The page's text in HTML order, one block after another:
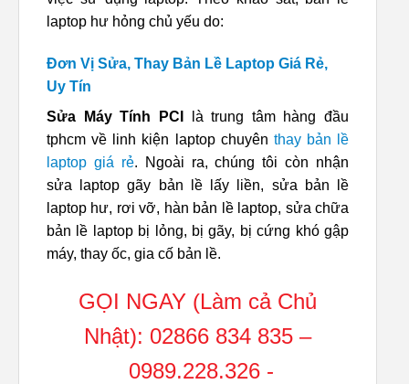
laptop hư hỏng chủ yếu do:
Đơn Vị Sửa, Thay Bản Lề Laptop Giá Rẻ,
Uy Tín
Sửa Máy Tính PCI
là trung tâm hàng đầu
tphcm về linh kiện laptop chuyên thay bản lề
laptop giá rẻ. Ngoài ra, chúng tôi còn nhận
sửa laptop gãy bản lề lấy liền, sửa bản lề
laptop hư, rơi vỡ, hàn bản lề laptop, sửa chữa
bản lề laptop bị lỏng, bị gãy, bị cứng khó gập
máy, thay ốc, gia cố bản lề.
GỌI NGAY (Làm cả Chủ
Nhật): 02866 834 835 –
0989.228.326 -